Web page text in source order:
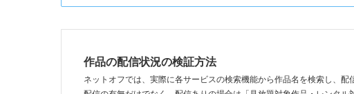
作品の配信状況の検証方法
ネットオフでは、実際に各サービスの検索機能から作品名を検索し、配